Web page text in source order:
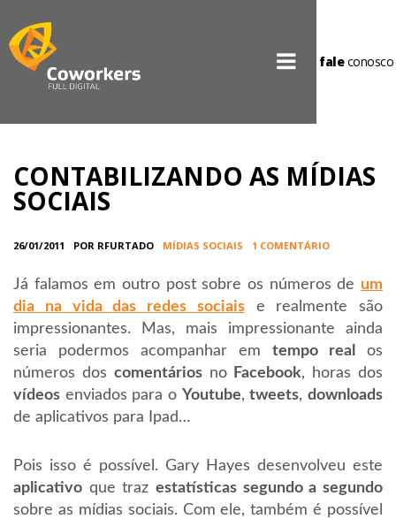
faleconosco
CONTABILIZANDO AS MÍDIAS
SOCIAIS
26/01/2011 POR RFURTADO MÍDIAS SOCIAIS 1 COMENTÁRIO
Já falamos em outro post sobre os números de um
dia na vida das redes sociaise realmente são
impressionantes. Mas, mais impressionante ainda
seria podermos acompanhar em tempo real
os
números dos comentáriosno Facebook, horas dos
vídeos enviados para o Youtube,tweets,downloads
de aplicativos para Ipad…
Pois isso é possível. Gary Hayes desenvolveu este
aplicativo que traz estatísticas segundo a segundo
sobre as mídias sociais. Com ele, também é possível